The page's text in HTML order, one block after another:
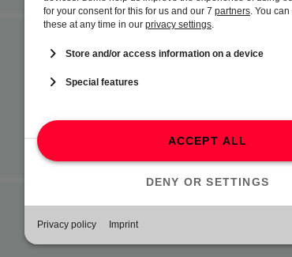
Joyn
(Digital)
ProSieben HD